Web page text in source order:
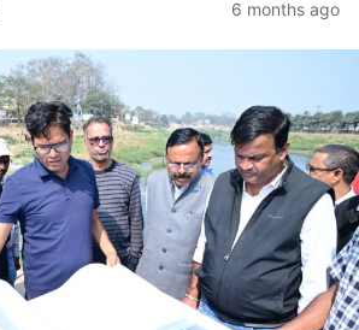
6 months ago